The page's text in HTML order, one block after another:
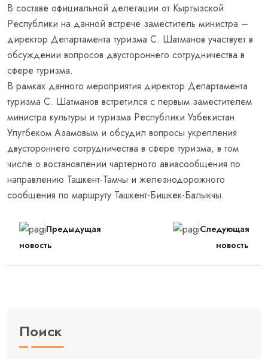
В составе официальной делегации от Кыргызской
Республики на данной встрече заместитель министра –
директор Департамента туризма С. Шатманов участвует в
обсуждении вопросов двустороннего сотрудничества в
сфере туризма.
В рамках данного мероприятия директор Департамента
туризма С. Шатманов встретился с первым заместителем
министра культуры и туризма Республики Узбекистан
Улугбеком Азамовым и обсудил вопросы укрепления
двустороннего сотрудничества в сфере туризма, в том
числе о востановлении чартерного авиасообщения по
направлению Ташкент-Тамчы и железнодорожного
сообщения по маршруту Ташкент-Бишкек-Балыкчы.
Предыдущая
новость
Следующая
новость
Поиск